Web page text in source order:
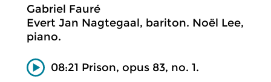
Gabriel Fauré
Evert Jan Nagtegaal, bariton. Noël Lee,
piano.
08:21 Prison, opus 83, no. 1.